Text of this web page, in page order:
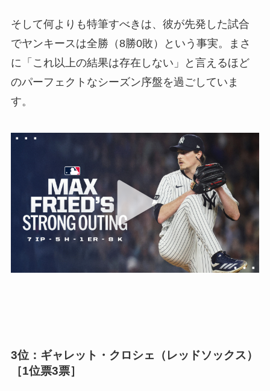
そして何よりも特筆すべきは、彼が先発した試合
でヤンキースは全勝（8勝0敗）という事実。まさ
に「これ以上の結果は存在しない」と言えるほど
のパーフェクトなシーズン序盤を過ごしていま
す。
3位：ギャレット・クロシェ（レッドソックス）
［1位票3票］